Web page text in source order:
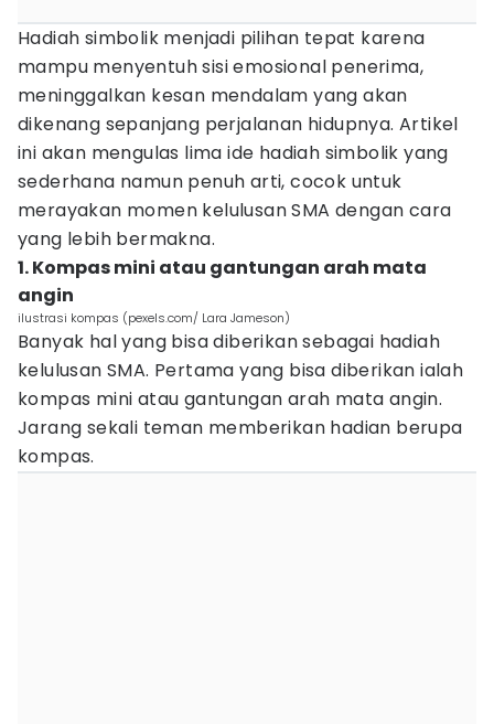
Hadiah simbolik menjadi pilihan tepat karena
mampu menyentuh sisi emosional penerima,
meninggalkan kesan mendalam yang akan
dikenang sepanjang perjalanan hidupnya. Artikel
ini akan mengulas lima ide hadiah simbolik yang
sederhana namun penuh arti, cocok untuk
merayakan momen kelulusan SMA dengan cara
yang lebih bermakna.
1. Kompas mini atau gantungan arah mata
angin
ilustrasi kompas (pexels.com/ Lara Jameson)
Banyak hal yang bisa diberikan sebagai hadiah
kelulusan SMA. Pertama yang bisa diberikan ialah
kompas mini atau gantungan arah mata angin.
Jarang sekali teman memberikan hadian berupa
kompas.